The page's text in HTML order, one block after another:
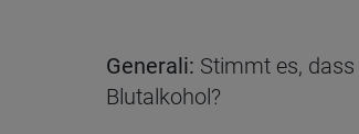
Generali: Stimmt es,
Blutalkohol?